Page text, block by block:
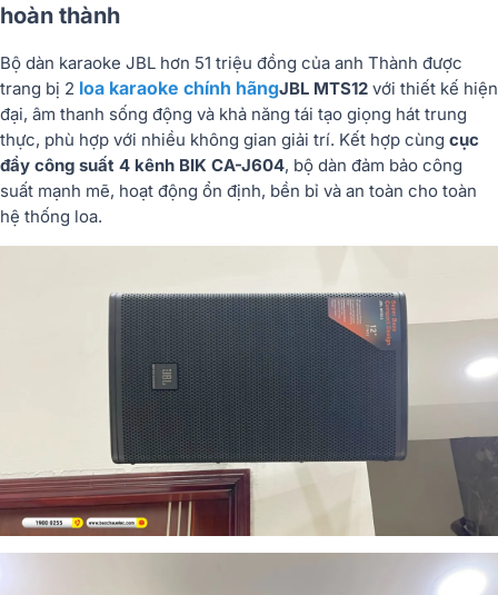
hoàn thành
Bộ dàn karaoke JBL hơn 51 triệu đồng của anh Thành được
trang bị 2 loa karaoke chính hãngJBL MTS12 với thiết kế hiện
đại, âm thanh sống động và khả năng tái tạo giọng hát trung
thực, phù hợp với nhiều không gian giải trí. Kết hợp cùng cục
đẩy công suất 4 kênh BIK CA-J604, bộ dàn đảm bảo công
suất mạnh mẽ, hoạt động ổn định, bền bỉ và an toàn cho toàn
hệ thống loa.